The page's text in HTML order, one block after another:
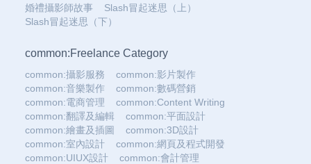
婚禮攝影師故事
Slash冒起迷思（上）
Slash冒起迷思（下）
common:Freelance Category
common:攝影服務
common:影片製作
common:音樂製作
common:數碼營銷
common:電商管理
common:Content Writing
common:翻譯及編輯
common:平面設計
common:繪畫及插圖
common:3D設計
common:室內設計
common:網頁及程式開發
common:UIUX設計
common:會計管理